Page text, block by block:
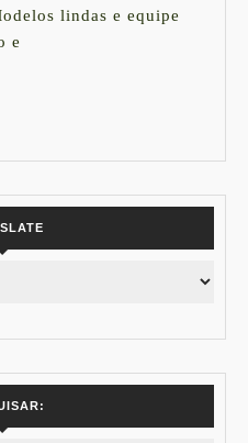
lindas e equipe
e